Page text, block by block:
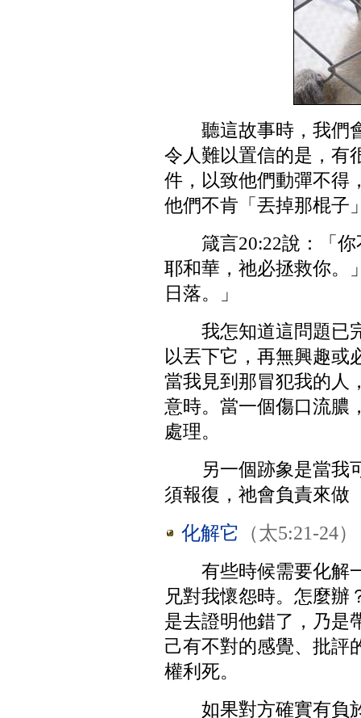
聽這故事時，我們
令人難以置信的是，有
件，以致他們動彈不得
他們不肯「丟掉那棍子
箴言20:22說：「
耶和華，祂必拯救你。
日落。」
我怎知道這問題已
以丟下它，再無興趣或
當我見到那冒犯我的人
意時。當一個傷口流膿
處理。
另一個跡象是當我
須報復，祂會負責來做
化解它 （太5:21-24）
有些時候需要化解
兄對我懷怨時。怎麼辦
是去證明他錯了，乃是
己有不對的感覺、批評
權利死。
如果對方確實有負